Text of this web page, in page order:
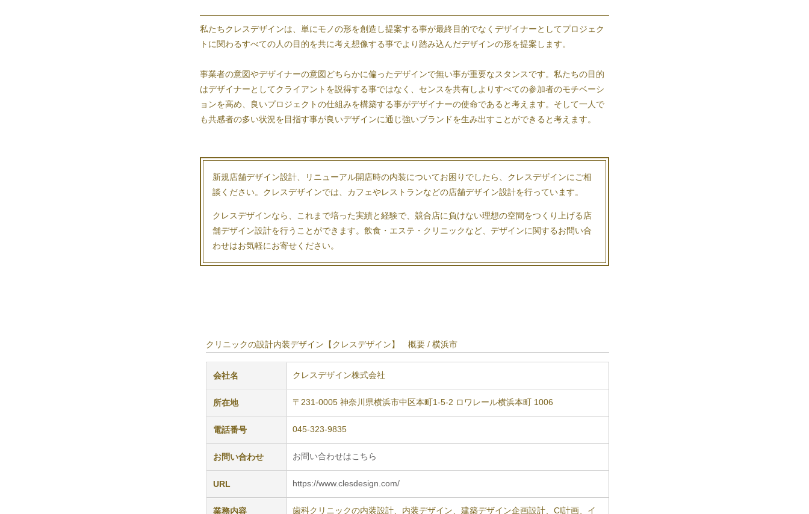
私たちクレスデザインは、単にモノの形を創造し提案する事が最終目的でなくデザイナーとしてプロジェク
トに関わるすべての人の目的を共に考え想像する事でより踏み込んだデザインの形を提案します。
事業者の意図やデザイナーの意図どちらかに偏ったデザインで無い事が重要なスタンスです。私たちの目的
はデザイナーとしてクライアントを説得する事ではなく、センスを共有しよりすべての参加者のモチベーシ
ョンを高め、良いプロジェクトの仕組みを構築する事がデザイナーの使命であると考えます。そして一人で
も共感者の多い状況を目指す事が良いデザインに通じ強いブランドを生み出すことができると考えます。
新規 店舗デザイン設計 リニューアル開店時の内装についてお困りでしたら、クレスデザインにご相
談ください。クレスデザインでは、カフェやレストランなどの店舗デザイン設計を行っています。
クレスデザインなら、これまで培った実績と経験で、競合店に負けない理想の空間をつくり上げる店
舗デザイン設計を行うことができます。飲食・エステ・クリニックなど、デザインに関するお問い合
わせはお気軽にお寄せください。
クリニックの設計内装デザイン【クレスデザイン】 概要 / 横浜市
会社名 クレスデザイン株式会社
所在地 〒231-0005 神奈川県横浜市中区本町1-5-2 ロワレール横浜本町 1006
電話番号 045-323-9835
お問い合わせ お問い合わせはこちら
URL https://www.clesdesign.com/
業務内容 歯科クリニックの内装設計、内装デザイン、建築デザイン企画設計、CI計画、イ